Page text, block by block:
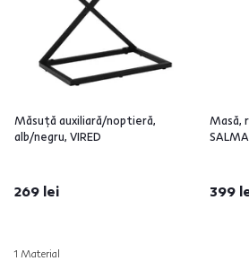
Măsuţă auxiliară/noptieră,
alb/negru, VIRED
269 lei
1 Material
Masă,
399